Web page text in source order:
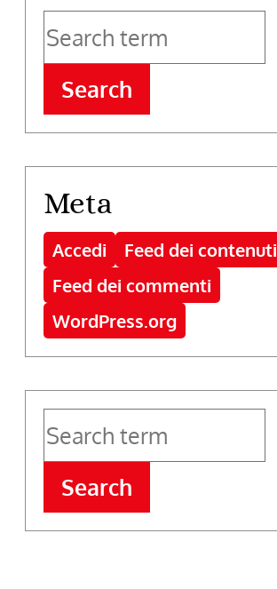
Search
Meta
Accedi
Feed dei contenuti
Feed dei commenti
WordPress.org
Search